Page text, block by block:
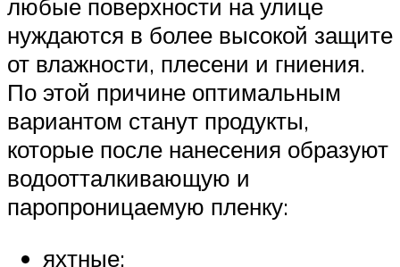
любые поверхности на улице
нуждаются в более высокой защите
от влажности, плесени и гниения.
По этой причине оптимальным
вариантом станут продукты,
которые после нанесения образуют
водоотталкивающую и
паропроницаемую пленку:
яхтные;